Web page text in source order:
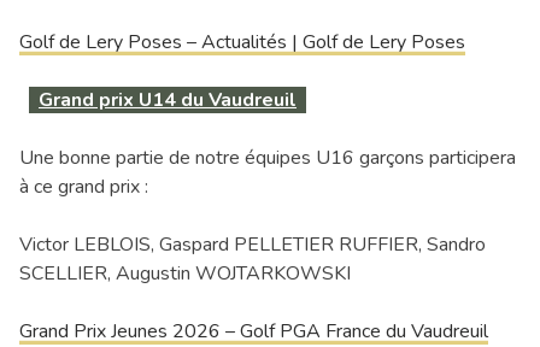
Golf de Lery Poses – Actualités | Golf de Lery Poses
Grand prix U14 du Vaudreuil
Une bonne partie de notre équipes U16 garçons participera
à ce grand prix :
Victor LEBLOIS, Gaspard PELLETIER RUFFIER, Sandro
SCELLIER, Augustin WOJTARKOWSKI
Grand Prix Jeunes 2026 – Golf PGA France du Vaudreuil